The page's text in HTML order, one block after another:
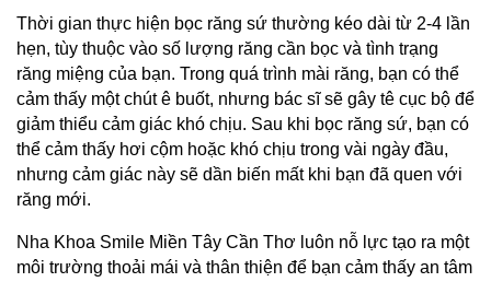
Thời gian thực hiện bọc răng sứ thường kéo dài từ 2-4 lần
hẹn, tùy thuộc vào số lượng răng cần bọc và tình trạng
răng miệng của bạn. Trong quá trình mài răng, bạn có thể
cảm thấy một chút ê buốt, nhưng bác sĩ sẽ gây tê cục bộ để
giảm thiểu cảm giác khó chịu. Sau khi bọc răng sứ, bạn có
thể cảm thấy hơi cộm hoặc khó chịu trong vài ngày đầu,
nhưng cảm giác này sẽ dần biến mất khi bạn đã quen với
răng mới.
Nha Khoa Smile Miền Tây Cần Thơ luôn nỗ lực tạo ra một
môi trường thoải mái và thân thiện để bạn cảm thấy an tâm